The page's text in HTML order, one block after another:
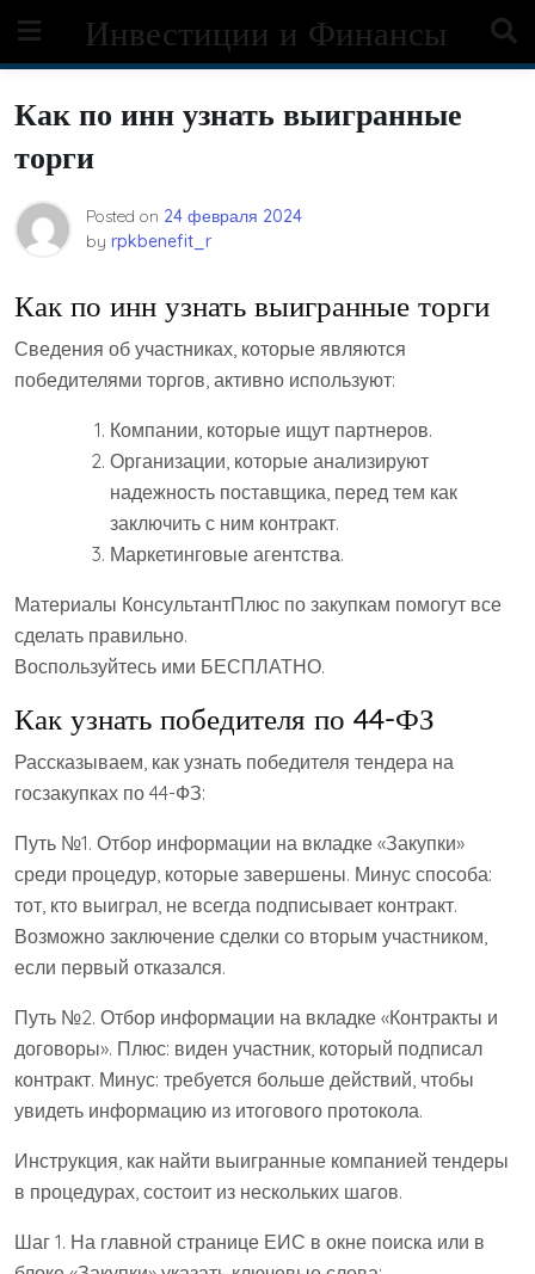
content
Инвестиции и Финансы
Как по инн узнать выигранные
торги
Posted on 24 февраля 2024
by rpkbenefit_r
Как по инн узнать выигранные торги
Сведения об участниках, которые являются
победителями торгов, активно используют:
Компании, которые ищут партнеров.
Организации, которые анализируют
надежность поставщика, перед тем как
заключить с ним контракт.
Маркетинговые агентства.
Материалы КонсультантПлюс по закупкам помогут все
сделать правильно.
Воспользуйтесь ими БЕСПЛАТНО.
Как узнать победителя по 44-ФЗ
Рассказываем, как узнать победителя тендера на
госзакупках по 44-ФЗ:
Путь №1. Отбор информации на вкладке «Закупки»
среди процедур, которые завершены. Минус способа:
тот, кто выиграл, не всегда подписывает контракт.
Возможно заключение сделки со вторым участником,
если первый отказался.
Путь №2. Отбор информации на вкладке «Контракты и
договоры». Плюс: виден участник, который подписал
контракт. Минус: требуется больше действий, чтобы
увидеть информацию из итогового протокола.
Инструкция, как найти выигранные компанией тендеры
в процедурах, состоит из нескольких шагов.
Шаг 1. На главной странице ЕИС в окне поиска или в